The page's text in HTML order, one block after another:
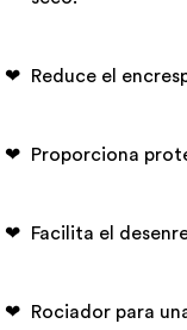
Reduce el
Proporciona
Facilita el
Rociador para